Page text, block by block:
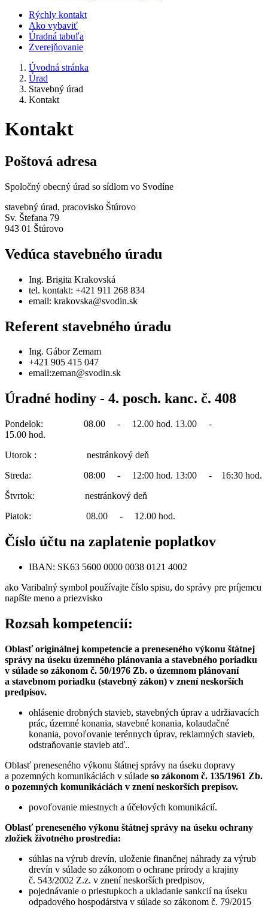
Rýchly kontakt
Ako vybaviť
Úradná tabuľa
Zverejňovanie
Úvodná stránka
Úrad
Stavebný úrad
Kontakt
Kontakt
Poštová adresa
Spoločný obecný úrad so sídlom vo Svodíne
stavebný úrad, pracovisko Štúrovo
Sv. Štefana 79
943 01 Štúrovo
Vedúca stavebného úradu
Ing. Brigita Krakovská
tel. kontakt: +421 911 268 834
email: krakovska@svodin.sk
Referent stavebného úradu
Ing. Gábor Zemam
+421 905 415 047
email:zeman@svodin.sk
Úradné hodiny - 4. posch. kanc. č. 408
Pondelok: 08.00 - 12.00 hod. 13.00 -
15.00 hod.
Utorok : nestránkový deň
Streda: 08:00 - 12:00 hod. 13:00 - 16:30 hod.
Štvrtok: nestránkový deň
Piatok: 08.00 - 12.00 hod.
Číslo účtu na zaplatenie poplatkov
IBAN: SK63 5600 0000 0038 0121 4002
ako Varibalný symbol používajte číslo spisu, do správy pre príjemcu
napíšte meno a priezvisko
Rozsah kompetencií:
Oblasť originálnej kompetencie a preneseného výkonu štátnej
správy na úseku územného plánovania a stavebného poriadku
v súlade so zákonom č. 50/1976 Zb. o územnom plánovaní
a stavebnom poriadku (stavebný zákon) v znení neskorších
predpisov.
ohlásenie drobných stavieb, stavebných úprav a udržiavacích
prác, územné konania, stavebné konania, kolaudačné
konania, povoľovanie terénnych úprav, reklamných stavieb,
odstraňovanie stavieb atď..
Oblasť preneseného výkonu štátnej správy na úseku dopravy
a pozemných komunikáciách v súlade so zákonom č. 135/1961 Zb.
o pozemných komunikáciách v znení neskorších prepisov.
povoľovanie miestnych a účelových komunikácií.
Oblasť preneseného výkonu štátnej správy na úseku ochrany
zložiek životného prostredia:
súhlas na výrub drevín, uloženie finančnej náhrady za výrub
drevín v súlade so zákonom o ochrane prírody a krajiny
č. 543/2002 Z.z. v znení neskorších predpisov,
pojednávanie o priestupkoch a ukladanie sankcií na úseku
odpadového hospodárstva v súlade so zákonom č. 79/2015